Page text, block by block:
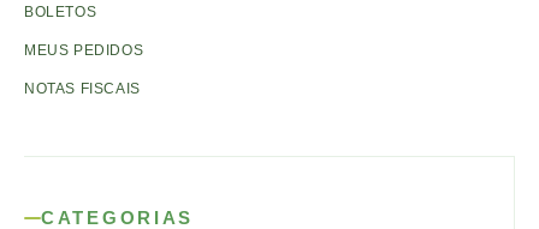
BOLETOS
MEUS PEDIDOS
NOTAS FISCAIS
CATEGORIAS